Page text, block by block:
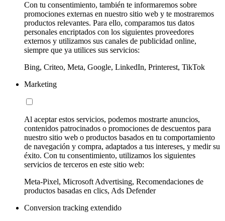
Con tu consentimiento, también te informaremos sobre
promociones externas en nuestro sitio web y te mostraremos
productos relevantes. Para ello, comparamos tus datos
personales encriptados con los siguientes proveedores
externos y utilizamos sus canales de publicidad online,
siempre que ya utilices sus servicios:
Bing, Criteo, Meta, Google, LinkedIn, Printerest, TikTok
Marketing
Al aceptar estos servicios, podemos mostrarte anuncios,
contenidos patrocinados o promociones de descuentos para
nuestro sitio web o productos basados en tu comportamiento
de navegación y compra, adaptados a tus intereses, y medir su
éxito. Con tu consentimiento, utilizamos los siguientes
servicios de terceros en este sitio web:
Meta-Pixel, Microsoft Advertising, Recomendaciones de
productos basadas en clics, Ads Defender
Conversion tracking extendido